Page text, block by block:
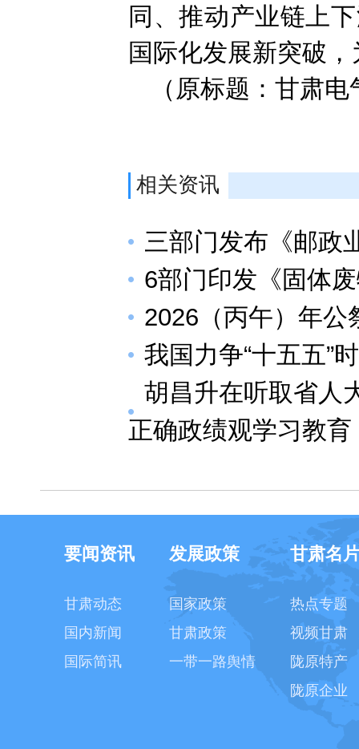
同、推动产业链上
国际化发展新突破
（原标题：甘肃
相关资讯
三部门发布《邮政
6部门印发《固体
2026（丙午）年公
我国力争“十五五”
胡昌升在听取省人
正确政绩观学习教育
要闻资讯
甘肃动态
国内新闻
国际简讯
发展政策
国家政策
甘肃政策
一带一路舆情
甘肃名
热点专题
视频甘肃
陇原特产
陇原企业